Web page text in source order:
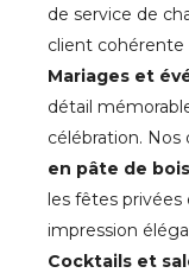
de service de
client cohérente
Mariages et
détail
célébration.
en pâte de
les fêtes privées
impression
Cocktails et